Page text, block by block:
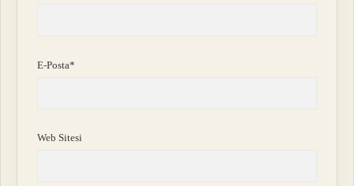
E-Posta*
Web Sitesi